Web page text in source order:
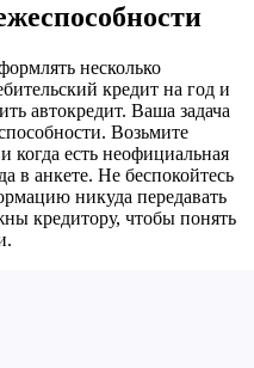
несколько
кредит на год и
автокредит. Ваша задача
Возьмите
есть неофициальная
в анкете. Не беспокойтесь
никуда передавать
кредитору, чтобы понять